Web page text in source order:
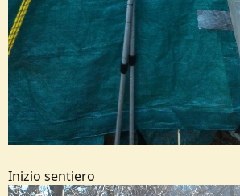
Inizio sentiero